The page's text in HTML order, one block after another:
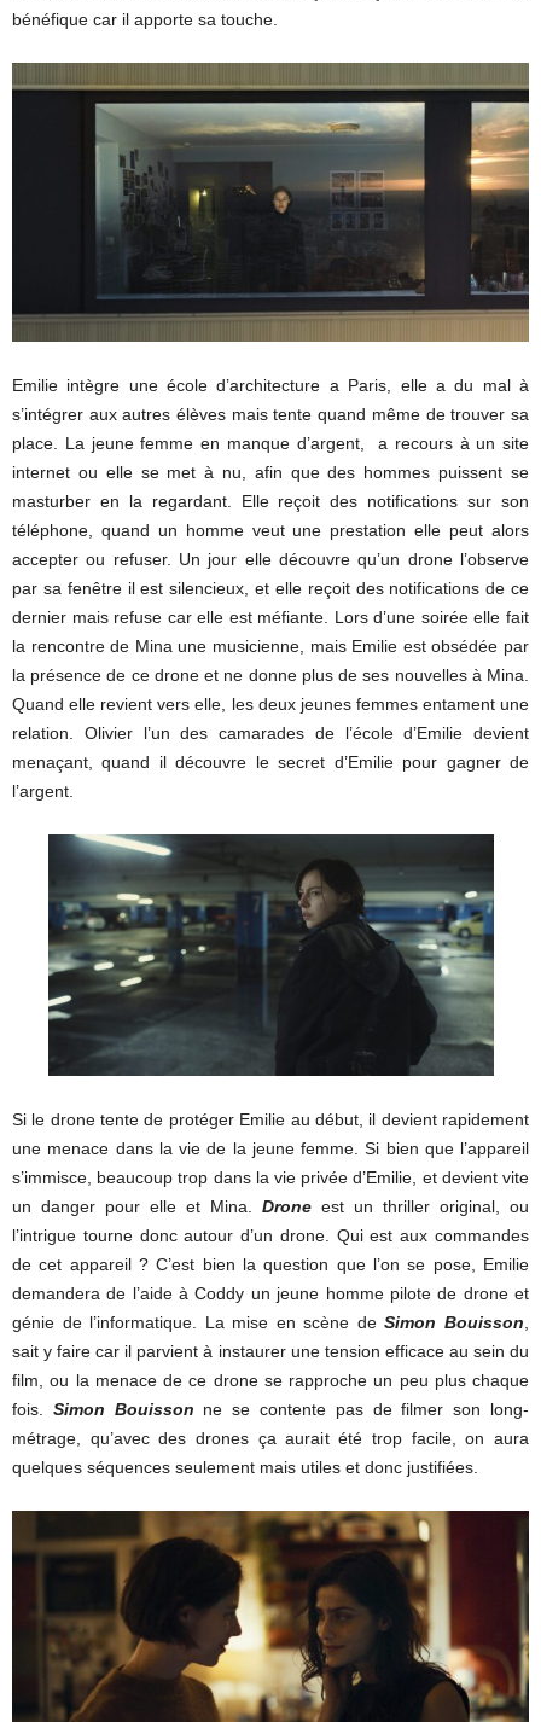
bénéfique car il apporte sa touche.
Emilie intègre une école d’architecture a Paris, elle a du mal à
s’intégrer aux autres élèves mais tente quand même de trouver sa
place. La jeune femme en manque d’argent, a recours à un site
internet ou elle se met à nu, afin que des hommes puissent se
masturber en la regardant. Elle reçoit des notifications sur son
téléphone, quand un homme veut une prestation elle peut alors
accepter ou refuser. Un jour elle découvre qu’un drone l’observe
par sa fenêtre il est silencieux, et elle reçoit des notifications de ce
dernier mais refuse car elle est méfiante. Lors d’une soirée elle fait
la rencontre de Mina une musicienne, mais Emilie est obsédée par
la présence de ce drone et ne donne plus de ses nouvelles à Mina.
Quand elle revient vers elle, les deux jeunes femmes entament une
relation. Olivier l’un des camarades de l’école d’Emilie devient
menaçant, quand il découvre le secret d’Emilie pour gagner de
l’argent.
Si le drone tente de protéger Emilie au début, il devient rapidement
une menace dans la vie de la jeune femme. Si bien que l’appareil
s’immisce, beaucoup trop dans la vie privée d’Emilie, et devient vite
un danger pour elle et Mina. Drone est un thriller original, ou
l’intrigue tourne donc autour d’un drone. Qui est aux commandes
de cet appareil ? C’est bien la question que l’on se pose, Emilie
demandera de l’aide à Coddy un jeune homme pilote de drone et
génie de l’informatique. La mise en scène deSimon Bouisson
sait y faire car il parvient à instaurer une tension efficace au sein du
film, ou la menace de ce drone se rapproche un peu plus chaque
fois. Simon Bouisson ne se contente pas de filmer son long-
métrage, qu’avec des drones ça aurait été trop facile, on aura
quelques séquences seulement mais utiles et donc justifiées.